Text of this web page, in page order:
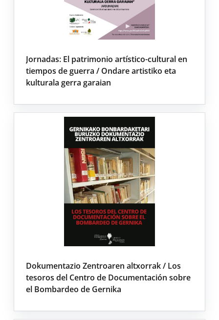
Jornadas: El patrimonio artístico-cultural en
tiempos de guerra / Ondare artistiko eta
kulturala gerra garaian
Dokumentazio Zentroaren altxorrak / Los
tesoros del Centro de Documentación sobre
el Bombardeo de Gernika